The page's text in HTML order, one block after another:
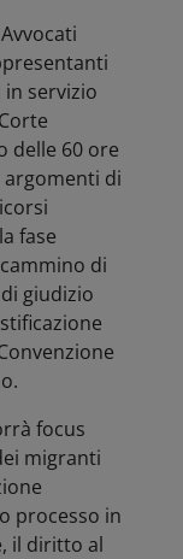
servizio
delle 60 ore
di
fase
di
giudizio
focus
migranti
processo in
il diritto al